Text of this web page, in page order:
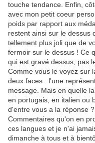
touche tendance. Enfin,
avec mon petit coeur
poids par rapport aux
restent ainsi sur le dessus
tellement plus joli que de
fermoir sur le dessus ! Ce
qui est gravé dessus, pas
Comme vous le voyez sur
deux faces : l'une
message. Mais en quelle
en portugais, en italien ou
d'entre vous a la réponse
Commentaires qu'on en
ces langues et je n'ai
dimanche à tous et à